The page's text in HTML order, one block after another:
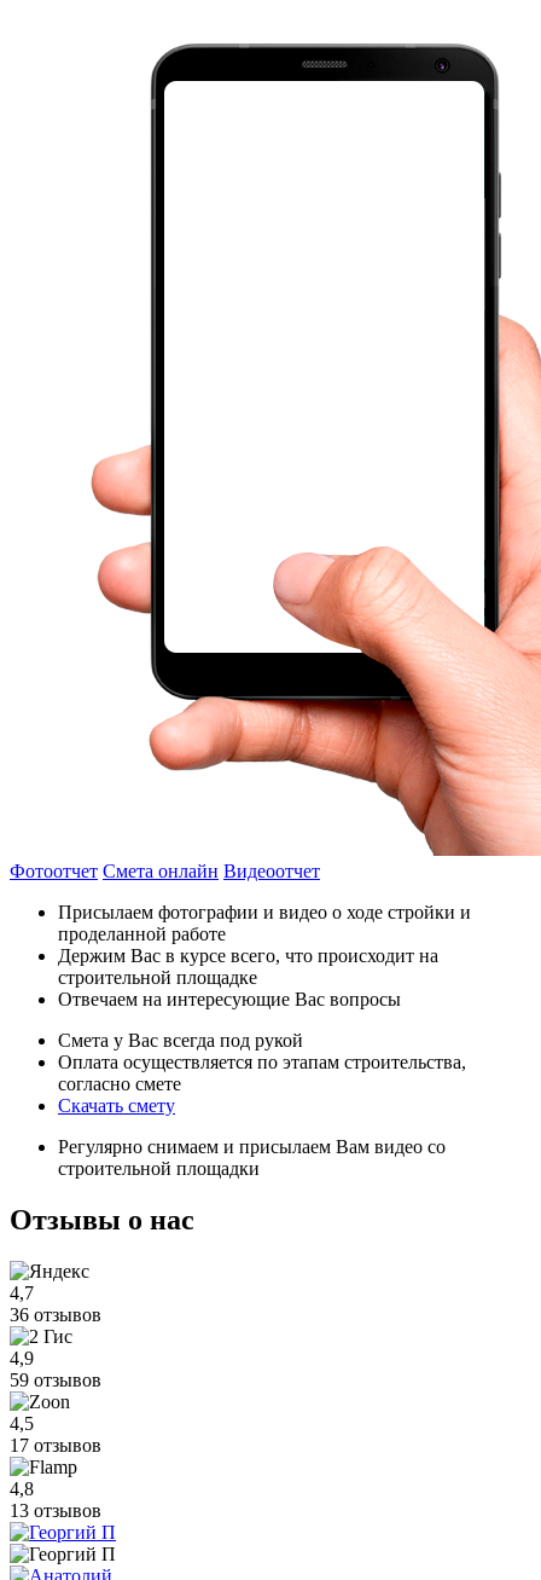
Фотоотчет Смета онлайн Видеоотчет
Присылаем фотографии и видео о ходе стройки и
проделанной работе
Держим Вас в курсе всего, что происходит на
строительной площадке
Отвечаем на интересующие Вас вопросы
Смета у Вас всегда под рукой
Оплата осуществляется по этапам строительства,
согласно смете
Скачать смету
Регулярно снимаем и присылаем Вам видео со
строительной площадки
Отзывы о нас
4,7
36 отзывов
4,9
59 отзывов
4,5
17 отзывов
4,8
13 отзывов